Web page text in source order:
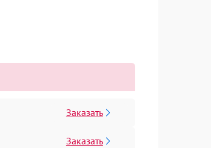
Заказать
Заказать